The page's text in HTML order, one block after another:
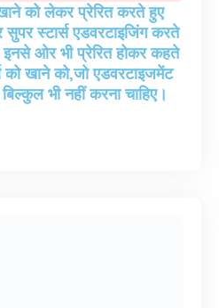
को लेकर प्रेरित करते हुए
स्टार्स एडवरटाइजिंग करते
ओर भी प्रेरित होकर कहते
को खाने को,जो एडवरटाइजमेंट
भी नहीं करना चाहिए।